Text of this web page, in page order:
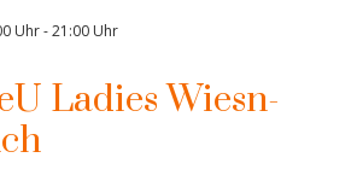
Uhr-21:00 Uhr
Ladies Wiesn-